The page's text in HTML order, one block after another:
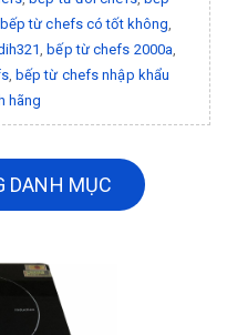
bếp từ chefs có tốt không
bếp từ chefs 2000a
, bếp từ chefs nhập khẩu
hãng
DANH MỤC